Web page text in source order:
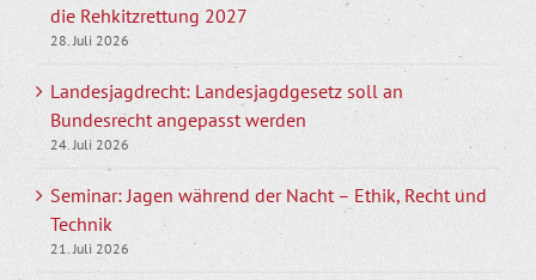
die Rehkitzrettung 2027
28. Juli 2026
Landesjagdrecht: Landesjagdgesetz soll an
Bundesrecht angepasst werden
24. Juli 2026
Seminar: Jagen während der Nacht – Ethik, Recht und
Technik
21. Juli 2026